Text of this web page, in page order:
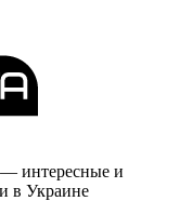
интересные и
в Украине